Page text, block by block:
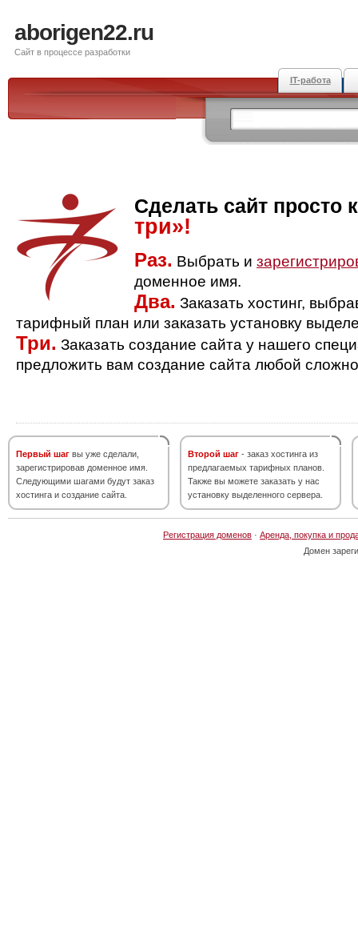
aborigen22.ru
Сайт в процессе разработки
IT-работа
Сделать сайт просто
три»!
Раз. Выбрать и
доменное имя.
Два. Заказать хостинг,
тарифный план или заказать установку
Три. Заказать создание сайта у нашего
предложить вам создание сайта любой
Первый шаг вы уже сделали,
зарегистрировав доменное имя.
Следующими шагами будут заказ
хостинга и создание сайта.
Второй шаг - заказ хостинга из
предлагаемых тарифных планов.
Также вы можете заказать у нас
установку выделенного сервера.
Регистрация доменов · Аренда, покупка и
Домен